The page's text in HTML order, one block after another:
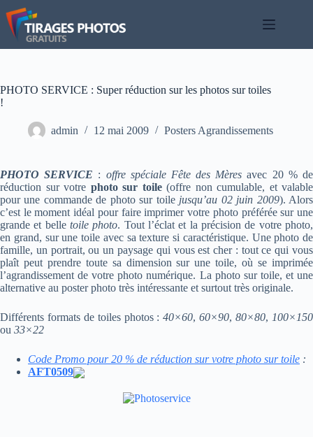
Passer
au
contenu
PHOTO SERVICE : Super réduction sur les photos sur toiles
!
admin 12 mai 2009 Posters Agrandissements
PHOTO SERVICE : offre spéciale Fête des Mères avec 20 % de
réduction sur votre photo sur toile(offre non cumulable, et valable
pour une commande de photo sur toile jusqu’au 02 juin 2009). Alors
c’est le moment idéal pour faire imprimer votre photo préférée sur une
grande et belle toile photo. Tout l’éclat et la précision de votre photo,
en grand, sur une toile avec sa texture si caractéristique. Une photo de
famille, un portrait, ou un paysage qui vous est cher : tout ce qui vous
plaît peut prendre toute sa dimension sur une toile, où se imprimée
l’agrandissement de votre photo numérique. La photo sur toile, et une
alternative au poster photo très intéressante et surtout très originale.
Différents formats de toiles photos :40×60,60×90,80×80, 100×150
ou 33×22
Code Promo pour 20 % de réduction sur votre photo sur toile :
AFT0509